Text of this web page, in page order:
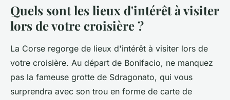
Quels sont les lieux d'intérêt à visiter
lors de votre croisière ?
La Corse regorge de lieux d'intérêt à visiter lors de
votre croisière. Au départ de Bonifacio, ne manquez
pas la fameuse grotte de Sdragonato, qui vous
surprendra avec son trou en forme de carte de